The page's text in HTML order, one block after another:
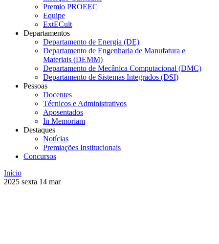
Premio PROEEC
Equipe
ExtECult
Departamentos
Departamento de Energia (DE)
Departamento de Engenharia de Manufatura e
Materiais (DEMM)
Departamento de Mecânica Computacional (DMC)
Departamento de Sistemas Integrados (DSI)
Pessoas
Docentes
Técnicos e Administrativos
Aposentados
In Memoriam
Destaques
Notícias
Premiações Institucionais
Concursos
Início
2025 sexta 14 mar